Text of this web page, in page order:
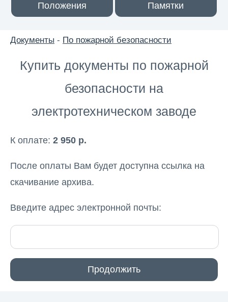
Положения Памятки
Документы - По пожарной безопасности
Купить документы по пожарной
безопасности на
электротехническом заводе
К оплате: 2 950 р.
После оплаты Вам будет доступна ссылка на
скачивание архива.
Введите адрес электронной почты: